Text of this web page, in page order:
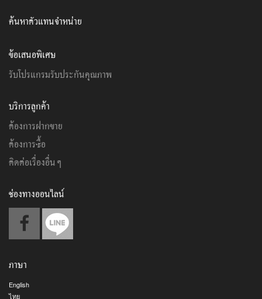
ค้นหาตัวแทนจำหน่าย
ข้อเสนอพิเศษ
รับโปรแกรมรับประกันคุณภาพ
บริการลูกค้า
ต้องการฝากขาย
ต้องการซื้อ
ติดต่อเรื่องอื่นๆ
ช่องทางออนไลน์
ภาษา
English
ไทย